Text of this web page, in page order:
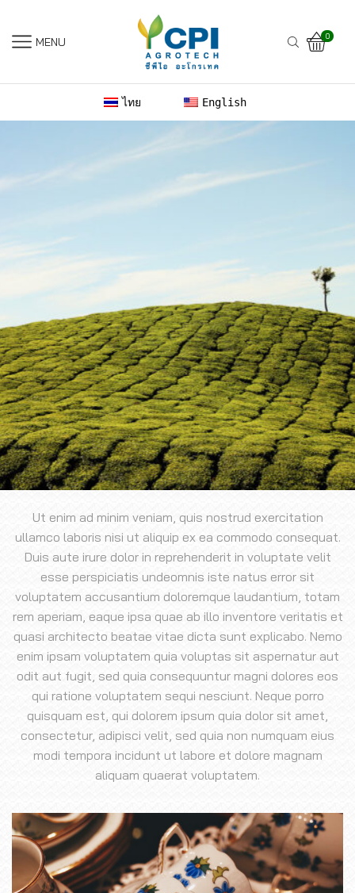
MENU 0
ไทย English
Ut enim ad minim veniam, quis nostrud exercitation
ullamco laboris nisi ut aliquip ex ea commodo consequat.
Duis aute irure dolor in reprehenderit in voluptate velit
esse perspiciatis undeomnis iste natus error sit
voluptatem accusantium doloremque laudantium, totam
rem aperiam, eaque ipsa quae ab illo inventore veritatis et
quasi architecto beatae vitae dicta sunt explicabo. Nemo
enim ipsam voluptatem quia voluptas sit aspernatur aut
odit aut fugit, sed quia consequuntur magni dolores eos
qui ratione voluptatem sequi nesciunt. Neque porro
quisquam est, qui dolorem ipsum quia dolor sit amet,
consectetur, adipisci velit, sed quia non numquam eius
modi tempora incidunt ut labore et dolore magnam
aliquam quaerat voluptatem.